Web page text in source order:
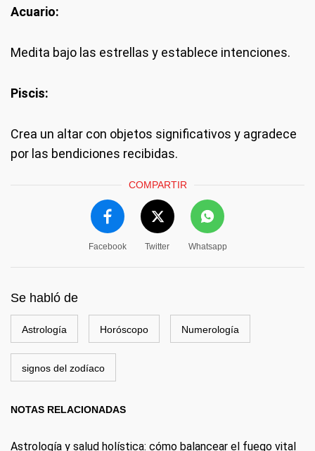
Acuario:
Medita bajo las estrellas y establece intenciones.
Piscis:
Crea un altar con objetos significativos y agradece
por las bendiciones recibidas.
COMPARTIR
Facebook Twitter Whatsapp
Se habló de
Astrología Horóscopo Numerología
signos del zodíaco
NOTAS RELACIONADAS
Astrología y salud holística: cómo balancear el fuego vital